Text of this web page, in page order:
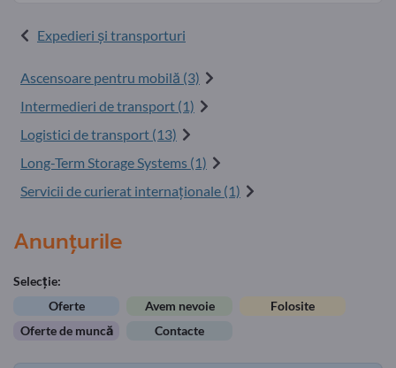
Expedieri şi transporturi
Ascensoare pentru mobilă (3)
Intermedieri de transport (1)
Logistici de transport (13)
Long-Term Storage Systems (1)
Servicii de curierat internaționale (1)
Anunțurile
Selecție:
Oferte
Avem nevoie
Folosite
Oferte de muncă
Contacte